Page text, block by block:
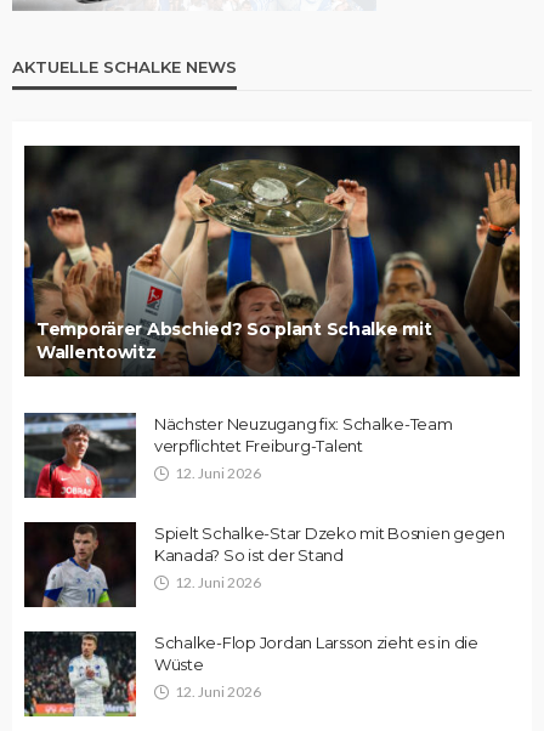
AKTUELLE SCHALKE NEWS
Temporärer Abschied? So plant Schalke mit
Wallentowitz
Nächster Neuzugang fix: Schalke-Team
verpflichtet Freiburg-Talent
12. Juni 2026
Spielt Schalke-Star Dzeko mit Bosnien gegen
Kanada? So ist der Stand
12. Juni 2026
Schalke-Flop Jordan Larsson zieht es in die
Wüste
12. Juni 2026